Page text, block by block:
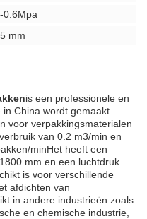
0.6Mpa
mm
is een professionele en
China wordt gemaakt.
voor verpakkingsmaterialen
van 0.2 m3/min en
minHet heeft een
mm en een luchtdruk
is voor verschillende
afdichten van
in andere industrieën zoals
en chemische industrie,